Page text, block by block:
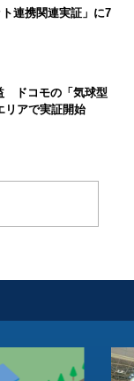
連携関連実証」に7
ドコモの「気球型
リアで実証開始